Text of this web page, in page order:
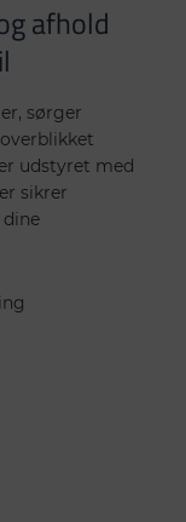
afhold
sørger
udstyret med
sikrer